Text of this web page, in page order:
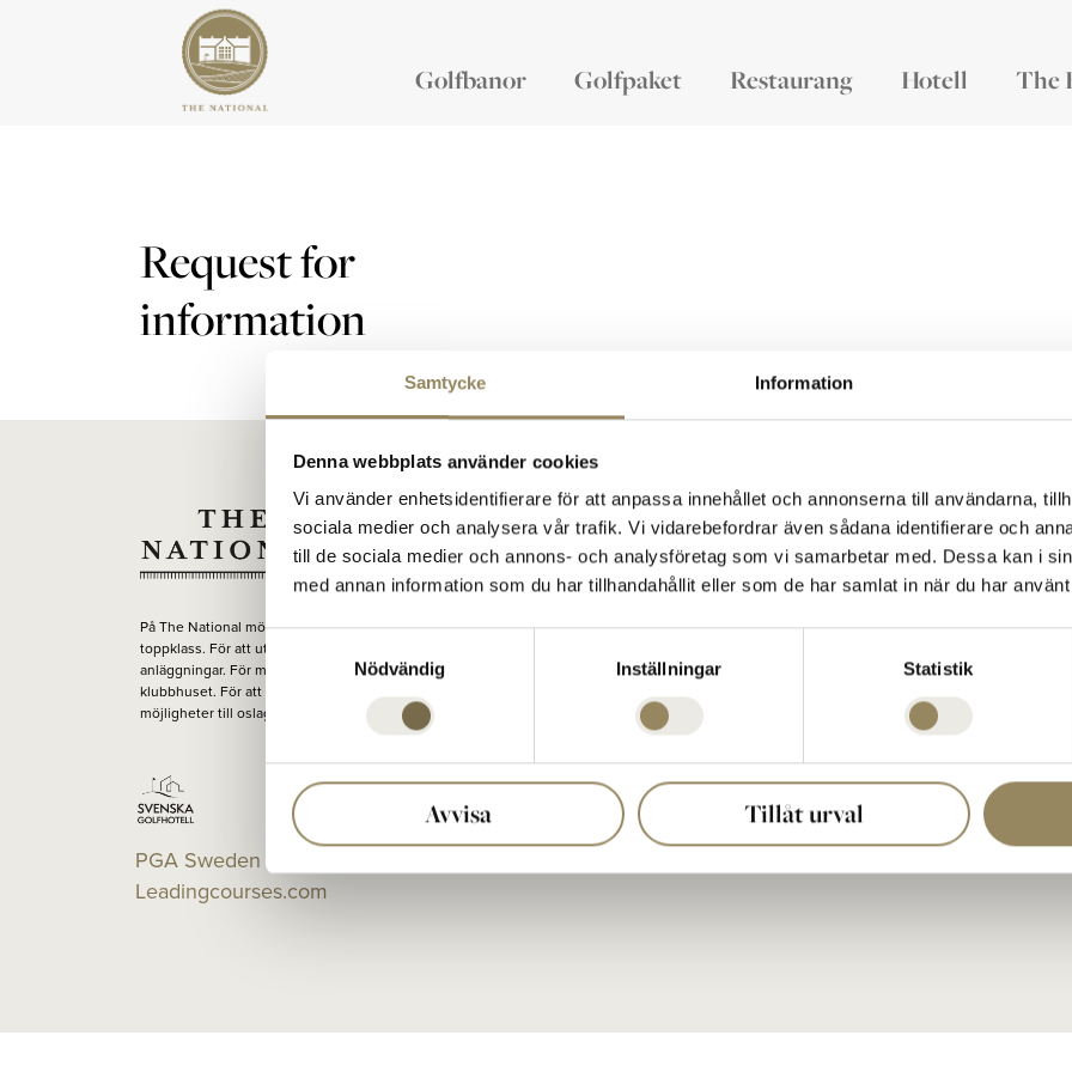
Samtycke Information
Denna webbplats använder cookies
Vi använder enhetsidentifierare för att anpassa innehållet och annonserna till användarna,
sociala medier och analysera vår trafik. Vi vidarebefordrar även sådana identifierare och
till de sociala medier och annons- och analysföretag som vi samarbetar med. Dessa kan i
med annan information som du har tillhandahållit eller som de har samlat in när du har
Samtyckesval
Nödvändig
Inställningar Statistik
Avvisa Tillåt urval
Golfbanor Golfpaket Restaurang Hotell The
Request for
information
På The National möts människor för att spela golf på banor i
toppklass. För att utvecklas på en av Europas bästa tränings-
anläggningar. För middag, ett glas, eller en konferens i
klubbhuset. För att runda av, varva ned eller växla upp. För nya
möjligheter till oslagbara möten. Varje dag.
PGA Sweden National på
Leadingcourses.com
Kontakt
The National
233 61 BARA, Sweden
reception@thenational.se
Organisationsnummer:
556603-1026